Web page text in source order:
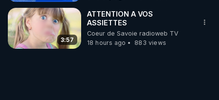
3:57
ATTENTION A VOS
ASSIETTES
Coeur de Savoie radioweb TV
18 hours ago
883 views